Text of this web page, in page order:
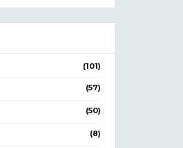
(101)
(57)
(50)
(8)